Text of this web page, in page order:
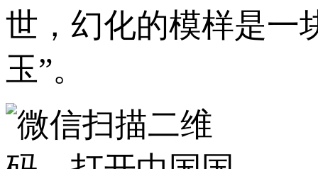
世，幻化的模样是一
玉”。